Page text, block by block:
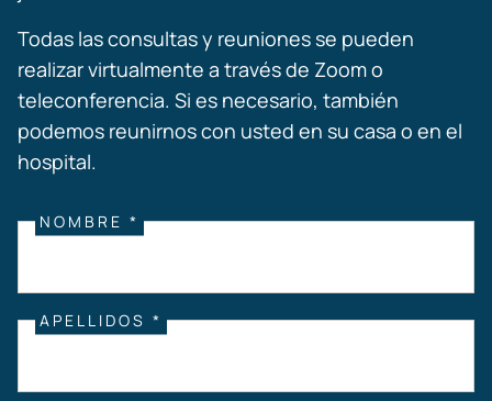
Todas las consultas y reuniones se pueden
realizar virtualmente a través de Zoom o
teleconferencia. Si es necesario, también
podemos reunirnos con usted en su casa o en el
hospital.
NOMBRE *
APELLIDOS *